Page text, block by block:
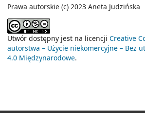
Prawa autorskie (c) 2023 Aneta Judzińska
Utwór dostępny jest na licencji Creative
autorstwa – Użycie niekomercyjne – Bez
4.0 Międzynarodowe.